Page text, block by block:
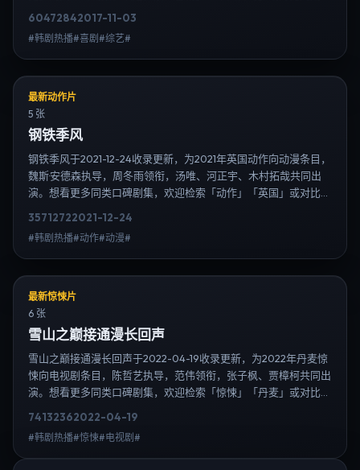
电视剧、韩剧全集、日剧高清等长尾词。
60472842017-11-03
#韩剧热播#喜剧#综艺#
最新动作片
5 张
钢铁季风
钢铁季风于2021-12-24收录更新，为2021年英国动作向动漫条目，
魏斯·安德森执导，周冬雨领衔，汤唯、河正宇、木村拓哉共同出
演。想看更多同类口碑剧集，欢迎检索「动作」「英国」或对比同
日韩电视剧、韩剧全集、日剧高清等长尾词。
35712722021-12-24
#韩剧热播#动作#动漫#
最新惊悚片
6 张
雪山之巅接通漫长回声
雪山之巅接通漫长回声于2022-04-19收录更新，为2022年丹麦惊
悚向电视剧条目，陈哲艺执导，范伟领衔，张子枫、贾樟柯共同出
演。想看更多同类口碑剧集，欢迎检索「惊悚」「丹麦」或对比同
日韩电视剧、韩剧全集、日剧高清等长尾词。
74132362022-04-19
#韩剧热播#惊悚#电视剧#